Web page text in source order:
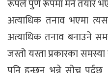
रूपले पुर्ण रूपमा मर्न तयार
अत्याधिक तनाव भएमा
अत्याधिक तनाव बनाउने
जस्तो यस्ता प्रकारका